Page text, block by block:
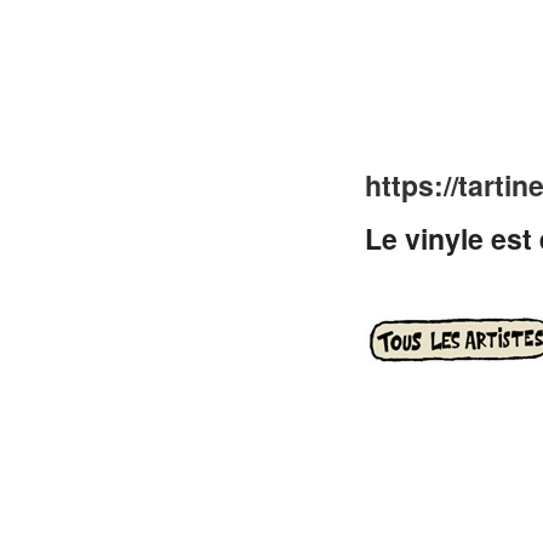
https://
Le vinyle est